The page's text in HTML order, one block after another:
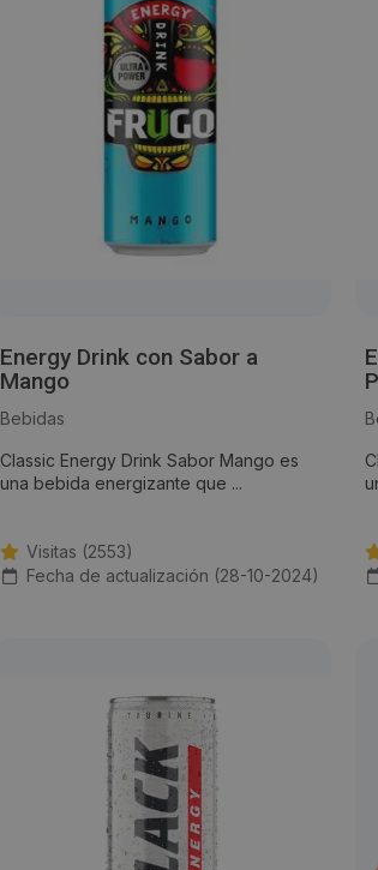
Energy Drink con Sabor a
Mango
Bebidas
Classic Energy Drink Sabor Mango es
una bebida energizante que ...
Visitas (2553)
Fecha de actualización (28-10-2024)